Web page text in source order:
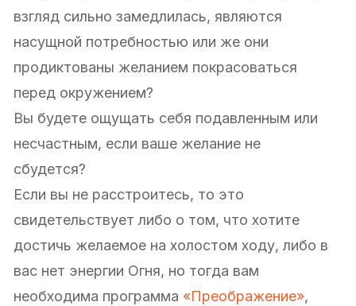
взгляд сильно замедлилась, являются
насущной потребностью или же они
продиктованы желанием покрасоваться
перед окружением?
Вы будете ощущать себя подавленным или
несчастным, если ваше желание не
сбудется?
Если вы не расстроитесь, то это
свидетельствует либо о том, что хотите
достичь желаемое на холостом ходу, либо в
вас нет энергии Огня, но тогда вам
необходима программа «Преображение»,